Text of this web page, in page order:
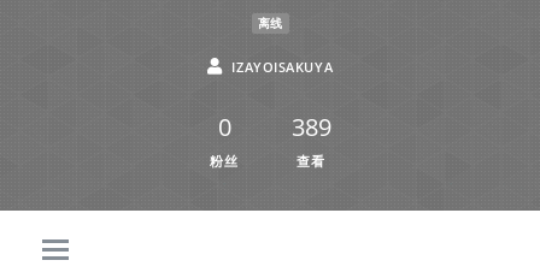
离线
IZAYOISAKUYA
0
粉丝
389
查看